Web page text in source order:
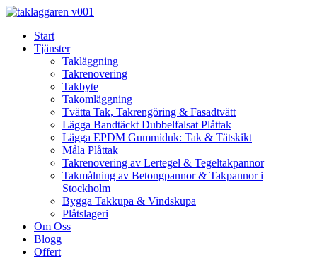
Skip
contentStart
Tjänster
Takläggning
Takrenovering
Takbyte
Takomläggning
Tvätta Tak, Takrengöring & Fasadtvätt
Lägga Bandtäckt Dubbelfalsat Plåttak
Lägga EPDM Gummiduk: Tak & Tätskikt
Måla Plåttak
Takrenovering av Lertegel & Tegeltakpannor
Takmålning av Betongpannor & Takpannor i
Stockholm
Bygga Takkupa & Vindskupa
Plåtslageri
Om Oss
Blogg
Offert